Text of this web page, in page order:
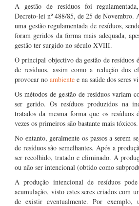
A gestão de resíduos foi
Decreto-lei nº 488/85, de 25 de Novembro.
uma gestão regulamentada de resíduos,
foram geridos da forma mais adequada,
gestão ter surgido no século XVIII.
O principal objectivo da gestão de resíduos
de resíduos, assim como a redução dos
provocar no ambiente e na saúde dos seres
Os métodos de gestão de resíduos variam
ser gerido. Os resíduos produzidos na
tratados da mesma forma que os resíduos
vezes os primeiros são bastante mais tóxicos.
No entanto, geralmente os passos a serem
de resíduos são semelhantes. Após a
ser recolhido, tratado e eliminado. A
ou não ser intencional (obtido como
A produção intencional de resíduos
acumulação, visto estes seres criados com
de existir eventualmente. Por exemplo,